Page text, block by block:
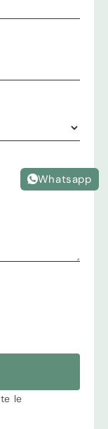
le
Whatsapp